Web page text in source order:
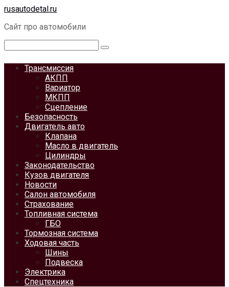
Перейти
контенту
rusautodetal.ru
Сайт про автомобили
Трансмиссия
АКПП
Вариатор
МКПП
Сцепление
Безопасность
Двигатель авто
Клапана
Масло в двигатель
Цилиндры
Законодательство
Кузов двигателя
Новости
Салон автомобиля
Страхование
Топливная система
ГБО
Тормозная система
Ходовая часть
Шины
Подвеска
Электрика
Спецтехника